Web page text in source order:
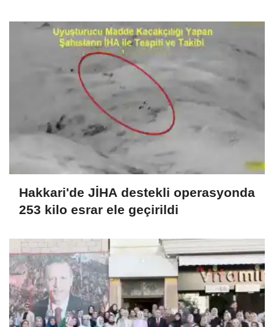
Hakkari'de JİHA destekli operasyonda
253 kilo esrar ele geçirildi